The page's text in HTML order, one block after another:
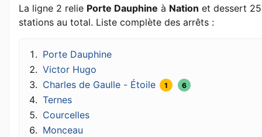
La ligne 2 relie Porte Dauphine à Nation et dessert 25
stations au total. Liste complète des arrêts :
Porte Dauphine
Victor Hugo
Charles de Gaulle - Étoile
1 6
Ternes
Courcelles
Monceau